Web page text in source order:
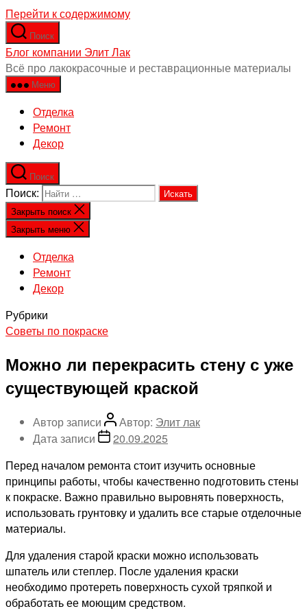
Перейти к содержимому
Поиск
Блог компании Элит Лак
Всё про лакокрасочные и реставрационные материалы
Меню
Отделка
Ремонт
Декор
Поиск
Поиск:
Закрыть поиск
Закрыть меню
Отделка
Ремонт
Декор
Рубрики
Советы по покраске
Можно ли перекрасить стену с уже
существующей краской
Автор записи Автор: Элит лак
Дата записи
20.09.2025
Перед началом ремонта стоит изучить основные
принципы работы, чтобы качественно подготовить стены
к покраске. Важно правильно выровнять поверхность,
использовать грунтовку и удалить все старые отделочные
материалы.
Для удаления старой краски можно использовать
шпатель или степлер. После удаления краски
необходимо протереть поверхность сухой тряпкой и
обработать ее моющим средством.